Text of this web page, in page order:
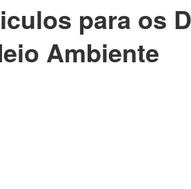
para os
Ambiente